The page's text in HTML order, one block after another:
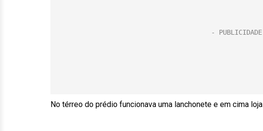
No térreo do prédio funcionava uma lanchonete e em cima